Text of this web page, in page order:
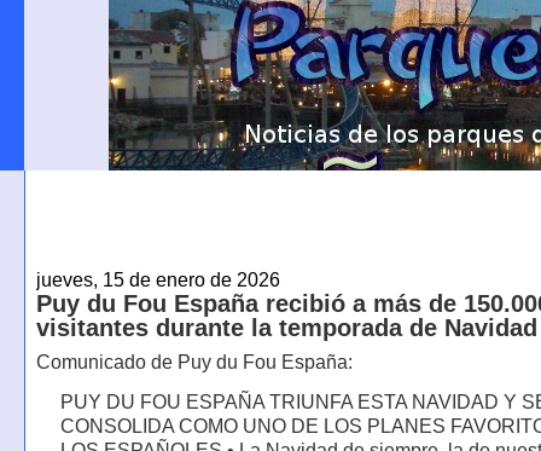
jueves, 15 de enero de 2026
Puy du Fou España recibió a más de
visitantes durante la temporada de Navidad
Comunicado de Puy du Fou España:
PUY DU FOU ESPAÑA TRIUNFA ESTA NAVIDAD Y
CONSOLIDA COMO UNO DE LOS PLANES